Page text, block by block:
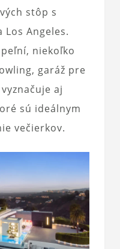
stôp s
Angeles.
niekoľko
garáž pre
aj
sú ideálnym
večierkov.